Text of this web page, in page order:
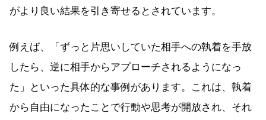
がより良い結果を引き寄せるとされています。
例えば、「ずっと片思いしていた相手への執着を手放
したら、逆に相手からアプローチされるようになっ
た」といった具体的な事例があります。これは、執着
から自由になったことで行動や思考が開放され、それ